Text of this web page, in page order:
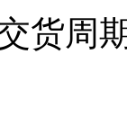
货周